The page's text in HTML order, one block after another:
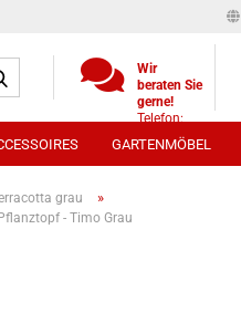
Wir
beraten Sie
gerne!
Telefon:
(0)521
9886494
GARTENMÖBEL
grau »
- Timo Grau